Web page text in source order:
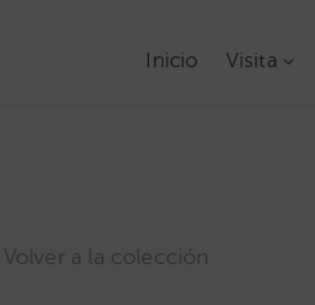
Inicio Visita
Volver a la colección